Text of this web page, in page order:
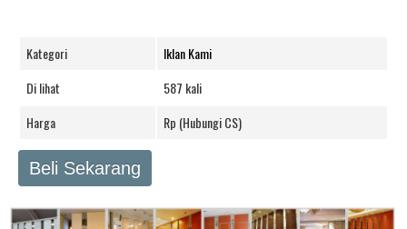
Kategori
Iklan Kami
Di lihat
587 kali
Harga
Rp (Hubungi CS)
Beli Sekarang